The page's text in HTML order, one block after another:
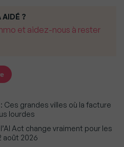
AIDÉ ?
et aidez-nous à rester
Ces grandes villes où la facture
lourdes
Act change vraiment pour les
août 2026